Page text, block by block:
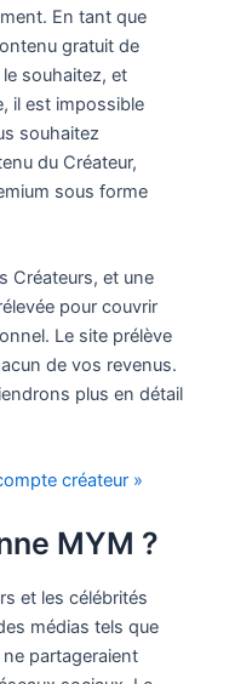
En tant que
gratuit de
souhaitez, et
il est impossible
souhaitez
du Créateur,
sous forme
Créateurs, et une
pour couvrir
Le site prélève
de vos revenus.
plus en détail
créateur »
MYM ?
et les célébrités
médias tels que
partageraient